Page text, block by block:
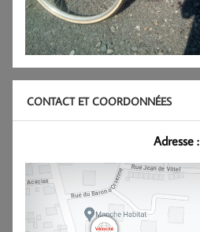
CONTACT ET COORDONNÉES
Adresse :